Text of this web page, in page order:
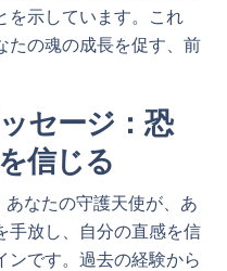
を示しています。これ
たの魂の成長を促す、前
セージ：恐
信じる
なたの守護天使が、あ
手放し、自分の直感を信
ンです。過去の経験から